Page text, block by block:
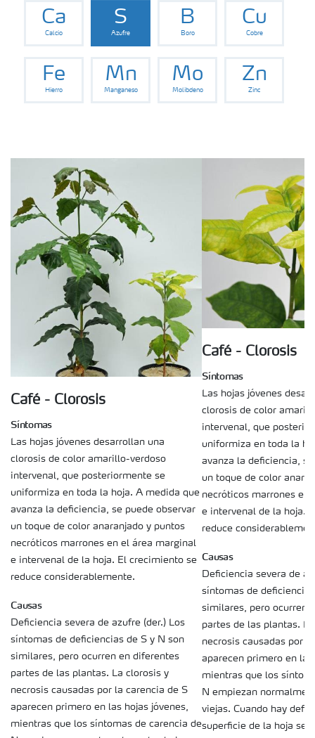
Red de Distribuidores Ecuador
Ca
Calcio
S
Azufre
B
Boro
Cu
Cobre
Fe
Hierro
Mn
Manganeso
Mo
Molibdeno
Zn
Zinc
Café - Clorosis
Síntomas
Las hojas jóvenes desarrollan una
clorosis de color amarillo-verdoso
intervenal, que posteriormente se
uniformiza en toda la hoja. A medida que
avanza la deficiencia, se puede observar
un toque de color anaranjado y puntos
necróticos marrones en el área marginal
e intervenal de la hoja. El crecimiento se
reduce considerablemente.
Causas
Deficiencia severa de azufre (der.) Los
síntomas de deficiencias de S y N son
similares, pero ocurren en diferentes
partes de las plantas. La clorosis y
necrosis causadas por la carencia de S
aparecen primero en las hojas jóvenes,
mientras que los síntomas de carencia de
Café - Clorosis
Síntomas
Las hojas jóvenes
clorosis de color
intervenal, que
uniformiza en toda la
avanza la deficiencia,
un toque de color
necróticos marrones en
e intervenal de la hoja.
reduce
Causas
Deficiencia severa de
síntomas de
similares, pero ocurren
partes de las plantas.
necrosis causadas por
aparecen primero en las
mientras que los
N empiezan
viejas. Cuando hay
superficie de la hoja se